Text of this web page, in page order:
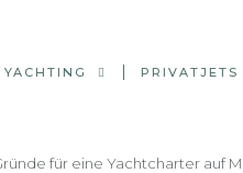
YACHTING PRIVATJETS
für eine Yachtcharter auf